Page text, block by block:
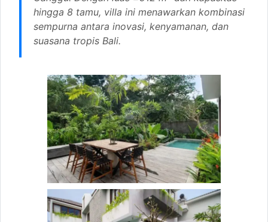
hingga 8 tamu, villa ini menawarkan kombinasi
sempurna antara inovasi, kenyamanan, dan
suasana tropis Bali.